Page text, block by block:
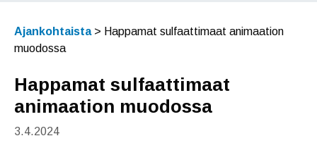
Ajankohtaista> Happamat sulfaattimaat animaation
muodossa
Happamat sulfaattimaat
animaation muodossa
3.4.2024